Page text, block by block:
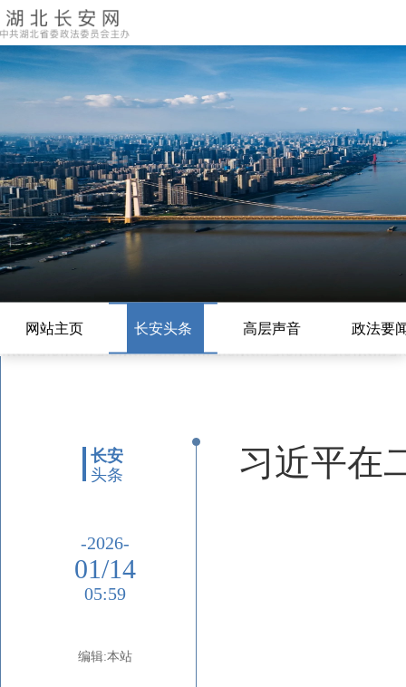
网站主页 长安头条 高层声音 政法要
长安
头条
-2026-
01/14
05:59
编辑:本站
习近平在